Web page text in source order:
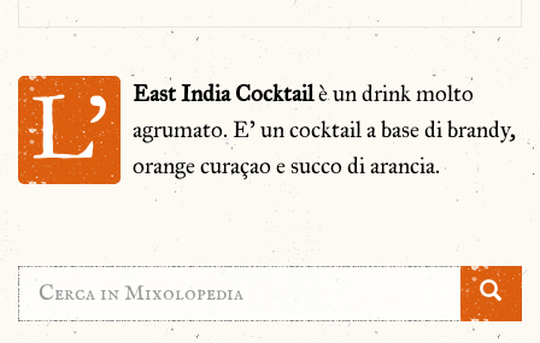
L’ East India Cocktailè un drink molto
agrumato. E’ un cocktail a base di brandy,
orange curaçao e succo di arancia.